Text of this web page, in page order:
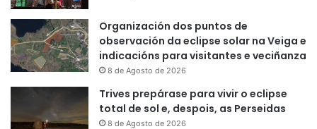
Organización dos puntos de
observación da eclipse solar na Veiga e
indicacións para visitantes e veciñanza
8 de Agosto de 2026
Trives prepárase para vivir o eclipse
total de sol e, despois, as Perseidas
8 de Agosto de 2026